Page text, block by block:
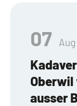
Aug
07
Oberwil
ausser